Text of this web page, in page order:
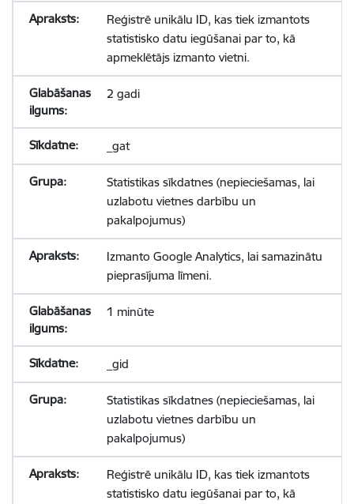
Reģistrē unikālu ID, kas tiek izmantots
statistisko datu iegūšanai par to, kā
apmeklētājs izmanto vietni.
2 gadi
_gat
Statistikas sīkdatnes (nepieciešamas, lai
uzlabotu vietnes darbību un
pakalpojumus)
Izmanto Google Analytics, lai samazinātu
pieprasījuma līmeni.
1 minūte
_gid
Statistikas sīkdatnes (nepieciešamas, lai
uzlabotu vietnes darbību un
pakalpojumus)
Reģistrē unikālu ID, kas tiek izmantots
statistisko datu iegūšanai par to, kā